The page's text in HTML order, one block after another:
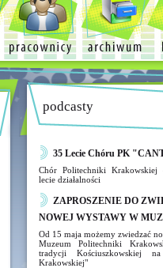
podcasty
35 Lecie Chóru PK
Chór Politechniki Krakowskiej
lecie działalności
ZAPROSZENIE DO
NOWEJ WYSTAWY W
Od 15 maja możemy zwiedzać
Muzeum Politechniki
tradycji Kościuszkowskiej na
Krakowskiej"